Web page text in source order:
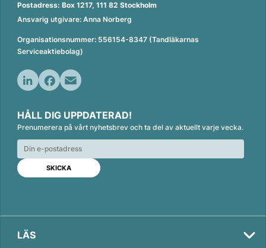
Postadress: Box 1217, 111 82 Stockholm
Ansvarig utgivare: Anna Norberg
Organisationsnummer: 556154-8347 (Tandläkarnas
Serviceaktiebolag)
n
k
e
d
n
c
e
b
o
o
k
a
i
l
HÅLL DIG UPPDATERAD!
Prenumerera på vårt nyhetsbrev och ta del av aktuellt varje vecka.
LÄS